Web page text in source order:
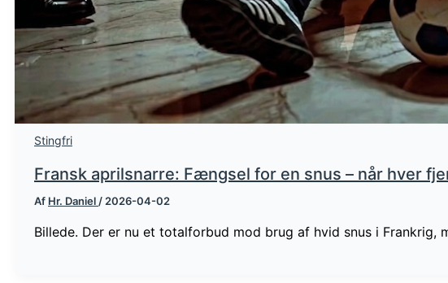
Stingfri
Fransk aprilsnarre: Fængsel for en snus – når hver
Af Hr. Daniel / 2026-04-02
Billede. Der er nu et totalforbud mod brug af hvid snus i Frankrig,